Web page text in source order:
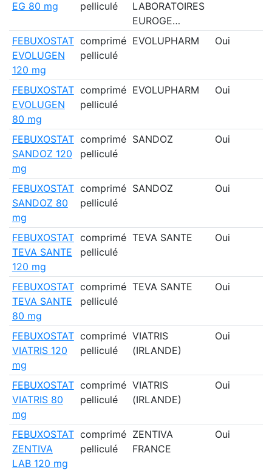
EG 80 mg
pelliculé
LABORATOIRES
EUROGE…
FEBUXOSTAT
EVOLUGEN
120 mg
comprimé
pelliculé
EVOLUPHARM Oui
FEBUXOSTAT
EVOLUGEN
80 mg
comprimé
pelliculé
EVOLUPHARM Oui
FEBUXOSTAT
SANDOZ 120
mg
comprimé
pelliculé
SANDOZ Oui
FEBUXOSTAT
SANDOZ 80
mg
comprimé
pelliculé
SANDOZ Oui
FEBUXOSTAT
TEVA SANTE
120 mg
comprimé
pelliculé
TEVA SANTE Oui
FEBUXOSTAT
TEVA SANTE
80 mg
comprimé
pelliculé
TEVA SANTE Oui
FEBUXOSTAT
VIATRIS 120
mg
comprimé
pelliculé
VIATRIS
(IRLANDE)
Oui
FEBUXOSTAT
VIATRIS 80
mg
comprimé
pelliculé
VIATRIS
(IRLANDE)
Oui
FEBUXOSTAT
ZENTIVA
LAB 120 mg
comprimé
pelliculé
ZENTIVA
FRANCE
Oui